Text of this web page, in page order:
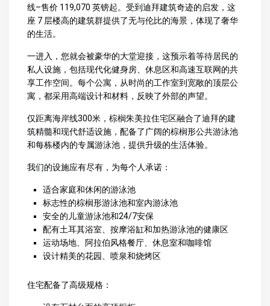
线–售价 119,070 英镑起。受到迪拜建筑奇迹的启发，这
座 7 层楼高的建筑群提供了无与伦比的海景，体现了奢华
的生活。
一进入，您就会被豪华的大堂迎接，这预示着等待居民的
私人设施，包括现代化健身房、休息区和高速互联网的共
享工作空间。每个公寓，从时尚的工作室到宽敞的顶层公
寓，都采用高端设计和材料，反映了外部的声望。
仅距离海岸线300米，棕榈朱美拉住宅区融合了迪拜的建
筑精髓和现代舒适设施，配备了广阔的棕榈形公共游泳池
和每栋楼内的专属游泳池，提供升级的生活体验。
我们的设施应有尽有，为每个人承诺：
适合家庭和休闲的游泳池
标志性的棕榈形游泳池和室内游泳池
安全的儿童游泳池和24/7安保
配有土耳其浴室、按摩浴缸和加热游泳池的健康区
运动场地、阿拉伯风格餐厅、休息室和咖啡馆
设计精美的花园、喷泉和烧烤区
住宅配备了高级规格：